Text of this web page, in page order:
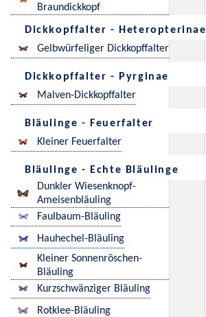
Braundickkopf
Dickkopffalter - Heteropterinae
Gelbwürfeliger Dickkopffalter
Dickkopffalter - Pyrginae
Malven-Dickkopffalter
Bläulinge - Feuerfalter
Kleiner Feuerfalter
Bläulinge - Echte Bläulinge
Dunkler Wiesenknopf-
Ameisenbläuling
Faulbaum-Bläuling
Hauhechel-Bläuling
Kleiner Sonnenröschen-
Bläuling
Kurzschwänziger Bläuling
Rotklee-Bläuling